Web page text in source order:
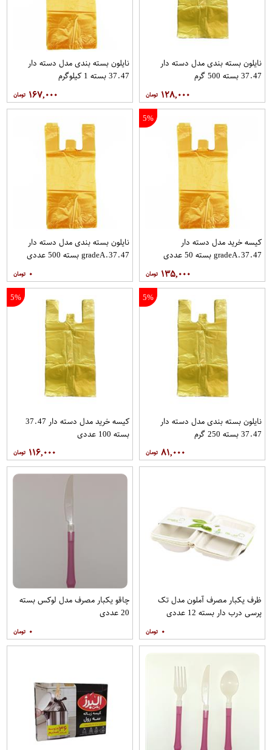
نایلون بسته بندی مدل دسته دار
37.47 بسته 500 گرم
۱۲۸,۰۰۰
نایلون بسته بندی مدل دسته دار
37.47 بسته 1 کیلوگرم
۱۶۷,۰۰۰
5%
کیسه خرید مدل دسته دار
gradeA.37.47 بسته 50 عددی
۱۳۵,۰۰۰
نایلون بسته بندی مدل دسته دار
gradeA.37.47 بسته 500 عددی
۰
5%
نایلون بسته بندی مدل دسته دار
37.47 بسته 250 گرم
۸۱,۰۰۰
5%
کیسه خرید مدل دسته دار 37.47
بسته 100 عددی
۱۱۶,۰۰۰
ظرف یکبار مصرف آملون مدل تک
پرسی درب دار بسته 12 عددی
۰
چاقو یکبار مصرف مدل لوکس بسته
20 عددی
۰